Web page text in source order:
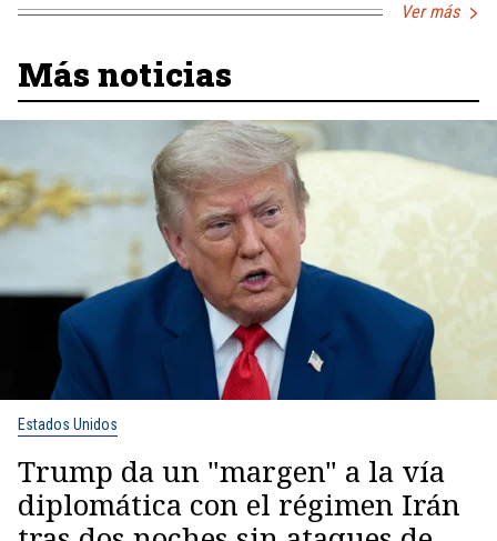
Ver más
Más noticias
Estados Unidos
Trump da un "margen" a la vía
diplomática con el régimen Irán